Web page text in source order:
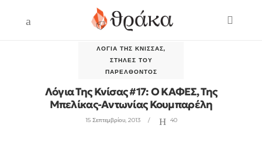
ΛΌΓΙΑ ΤΗΣ ΚΝΊΣΣΑΣ,
ΣΤΉΛΕΣ ΤΟΥ
ΠΑΡΕΛΘΌΝΤΟΣ
Λόγια Της Κνίσας #17: Ο ΚΑΦΕΣ, Της
Μπελίκας-Αντωνίας Κουμπαρέλη
15 Σεπτεμβρίου, 2013 40